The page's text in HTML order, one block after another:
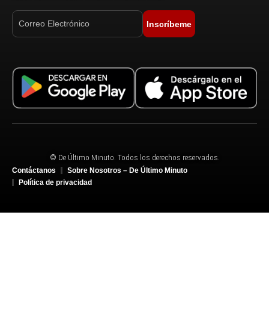
Inscríbeme
© De Último Minuto. Todos los derechos reservados.
Contáctanos
Sobre Nosotros – De Último Minuto
Política de privacidad